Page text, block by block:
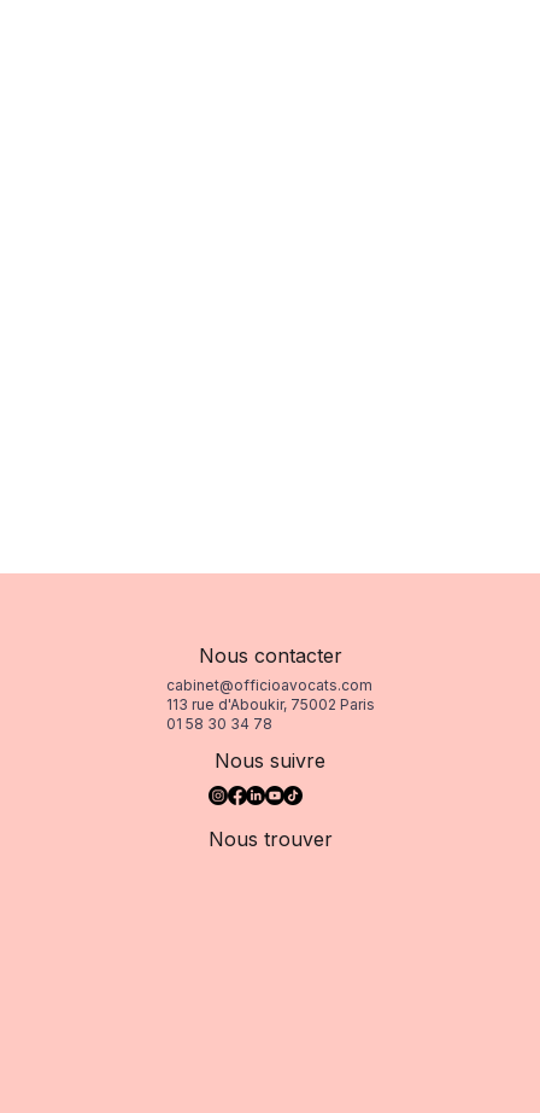
Nous contacter
cabinet@officioavocats.com
113 rue d'Aboukir, 75002 Paris
01 58 30 34 78
Nous trouver
Nous suivre